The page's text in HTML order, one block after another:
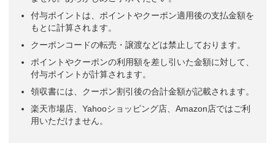
付与ポイントは、ポイントやクーポン適用後の支払金額を
もとに計算されます。
クーポンコードの転売・譲渡などは禁止しております。
ポイントやクーポンの利用額を差し引いた金額に対して、
付与ポイントが計算されます。
領収書には、クーポン割引後の合計金額が記載されます。
楽天市場店、Yahooショッピング店、Amazon店ではご利
用いただけません。